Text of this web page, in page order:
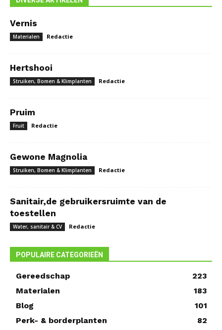
Vernis
Materialen Redactie
Hertshooi
Struiken, Bomen & Klimplanten Redactie
Pruim
Fruit Redactie
Gewone Magnolia
Struiken, Bomen & Klimplanten Redactie
Sanitair,de gebruikersruimte van de
toestellen
Water, sanitair & CV Redactie
POPULAIRE CATEGORIEËN
Gereedschap
223
Materialen
183
Blog
101
Perk- & borderplanten
82